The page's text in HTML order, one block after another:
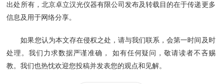
出处所有，北京卓立汉光仪器有限公司发布及转载目的在于传递更多
信息及用于网络分享。
如果您认为本文存在侵权之处，请与我们联系，会第一时间及时
处理。我们力求数据严谨准确， 如有任何疑问，敬请读者不吝赐
教。我们也热忱欢迎您投稿并发表您的观点和见解。